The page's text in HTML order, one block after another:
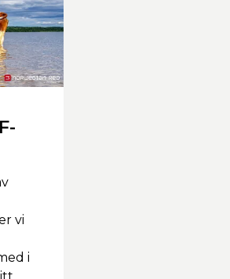
vi
i